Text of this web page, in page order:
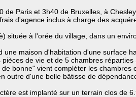
de Paris et 3h40 de Bruxelles, à
d'agence inclus à charge des
située à l'orée du village, dans un
une maison d'habitation d'une surface
de vie et de 5 chambres réparties
bonne" vient compléter les
outre d'une belle bâtisse de
est implanté sur un terrain clos de